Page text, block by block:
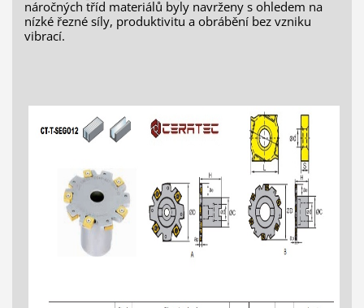
náročných tříd materiálů byly navrženy s ohledem na
nízké řezné síly, produktivitu a obrábění bez vzniku
vibrací.